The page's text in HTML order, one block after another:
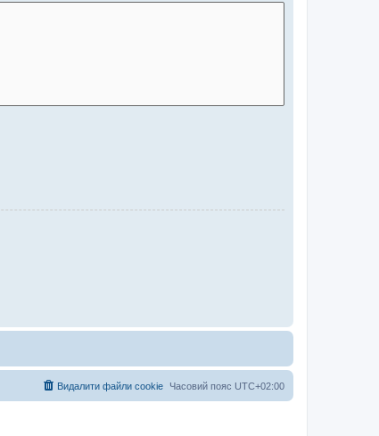
Часовий пояс UTC+02:00
Видалити файли cookie